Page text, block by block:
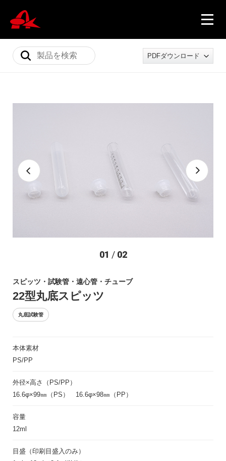
会社概要
採用情報
© ASIAKIZAI Inc. All Rights Reserved.
PDFダウンロード
01 / 02
スピッツ・試験管・遠心管・チューブ
22型丸底スピッツ
丸底試験管
本体素材
PS/PP
外径×高さ（PS/PP）
16.6φ×99㎜（PS） 16.6φ×98㎜（PP）
容量
12ml
目盛（印刷目盛入のみ）